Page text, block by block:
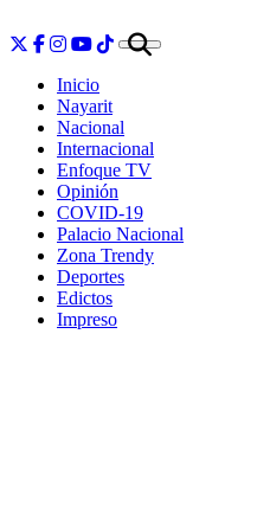
Inicio
Nayarit
Nacional
Internacional
Enfoque TV
Opinión
COVID-19
Palacio Nacional
Zona Trendy
Deportes
Edictos
Impreso